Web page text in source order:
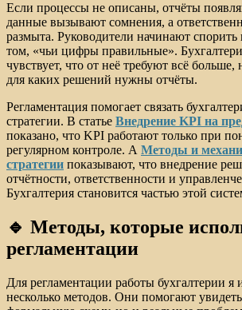
Если процессы не описаны, отчёты
данные вызывают сомнения, а
размыта. Руководители начинают
том, «чьи цифры правильные».
чувствует, что от неё требуют всё больше,
для каких решений нужны отчёты.
Регламентация помогает связать
стратегии. В статье Внедрение KPI на
показано, что KPI работают только при
регулярном контроле. А Методы и
стратегии показывают, что внедрение
отчётности, ответственности и
Бухгалтерия становится частью этой
🔹 Методы, которые
регламентации
Для регламентации работы бухгалтерии я
несколько методов. Они помогают